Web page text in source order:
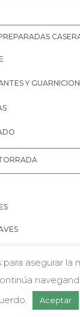
Y
Y CONEJO
w
asegurar la
Aceptar